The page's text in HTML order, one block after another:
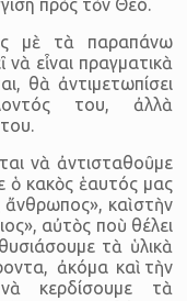
πρὸς τὸν Θεό.
μὲ τὰ παραπάνω
νὰ εἶναι πραγματικὰ
θὰ ἀντιμετωπίσει
του, ἀλλὰ
νὰ ἀντισταθοῦμε
ὁ κακὸς ἑαυτός μας
καὶ στὴν
αὐτὸς ποὺ θέλει
τὰ ὑλικὰ
ἀκόμα καὶ τὴν
κερδίσουμε τὰ